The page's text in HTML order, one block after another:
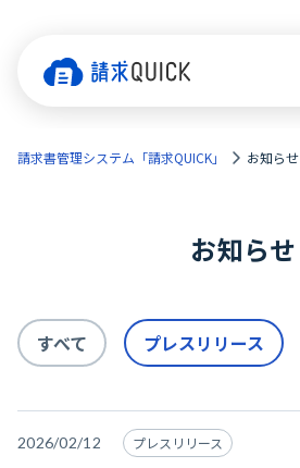
請求書管理システム「請求QUICK」 お知らせ
お知らせ
すべて プレスリリース
2026/02/12 プレスリリース